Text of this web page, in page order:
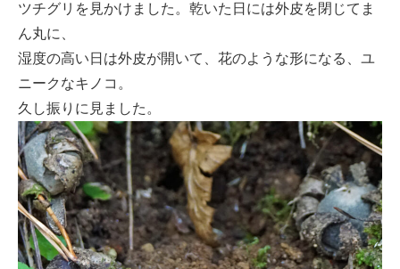
ツチグリを見かけました。乾いた日には外皮を閉じてま
ん丸に、
湿度の高い日は外皮が開いて、花のような形になる、ユ
ニークなキノコ。
久し振りに見ました。